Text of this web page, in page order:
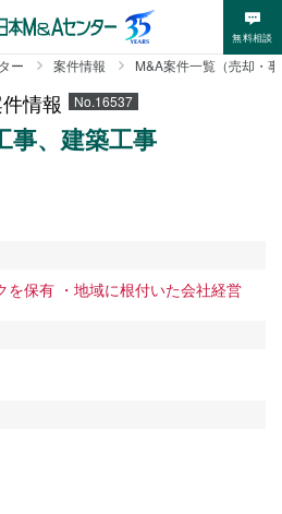
無料相談
ー 案件情報 M&A案件一覧（売却・
情報 No.16537
事、建築工事
を保有 ・地域に根付いた会社経営